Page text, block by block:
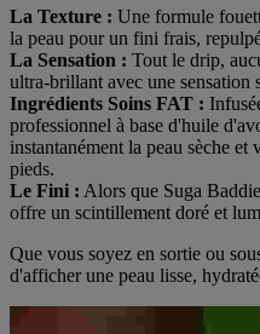
La Texture : Une formule
la peau pour un fini frais,
La Sensation : Tout le drip,
ultra-brillant avec une sensation
Ingrédients Soins FAT :
professionnel à base d'huile
instantanément la peau sèche
pieds.
Le Fini : Alors que Suga
offre un scintillement doré et
Que vous soyez en sortie ou
d'afficher une peau lisse,